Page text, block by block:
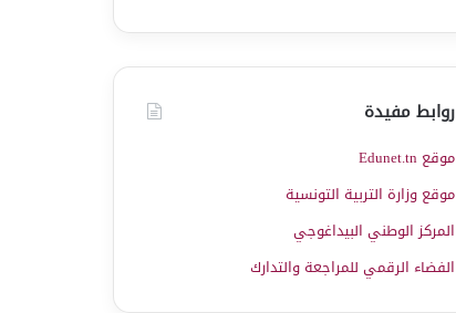
روابط مفيدة
موقع Edunet.tn
موقع وزارة التربية التونسية
المركز الوطني البيداغوجي
الفضاء الرقمي للمراجعة والتدارك